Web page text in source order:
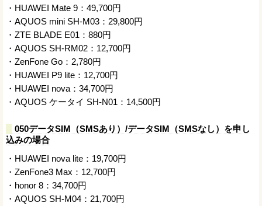
・HUAWEI Mate 9：49,700円
・AQUOS mini SH-M03：29,800円
・ZTE BLADE E01：880円
・AQUOS SH-RM02：12,700円
・ZenFone Go：2,780円
・HUAWEI P9 lite：12,700円
・HUAWEI nova：34,700円
・AQUOS ケータイ SH-N01：14,500円
050データSIM（SMSあり）/データSIM（SMSなし）を申し
込みの場合
・HUAWEI nova lite：19,700円
・ZenFone3 Max：12,700円
・honor 8：34,700円
・AQUOS SH-M04：21,700円